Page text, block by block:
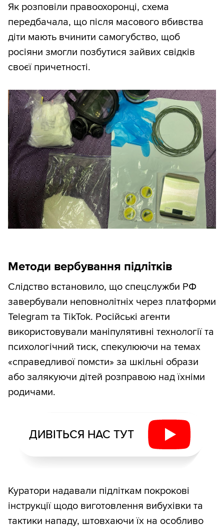
Як розповіли правоохоронці, схема
передбачала, що після масового вбивства
діти мають вчинити самогубство, щоб
росіяни змогли позбутися зайвих свідків
своєї причетності.
Методи вербування підлітків
Слідство встановило, що спецслужби РФ
завербували неповнолітніх через платформи
Telegram та TikTok. Російські агенти
використовували маніпулятивні технології та
психологічний тиск, спекулюючи на темах
«справедливої помсти» за шкільні образи
або залякуючи дітей розправою над їхніми
родичами.
ДИВІТЬСЯ НАС ТУТ
Куратори надавали підліткам покрокові
інструкції щодо виготовлення вибухівки та
тактики нападу, штовхаючи їх на особливо